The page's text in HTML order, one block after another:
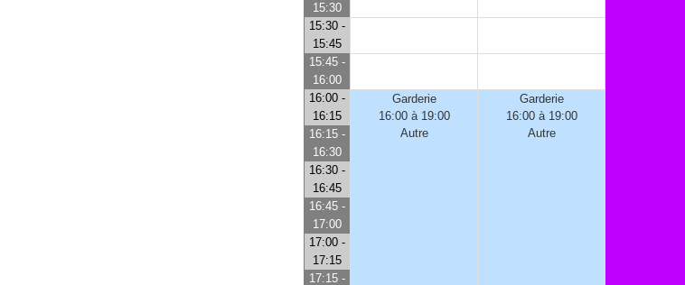
15:30
15:30 -
15:45
15:45 -
16:00
16:00 -
16:15
Garderie
16:00 à 19:00
Autre
Garderie
16:00 à 19:00
Autre
16:15 -
16:30
16:30 -
16:45
16:45 -
17:00
17:00 -
17:15
17:15 -